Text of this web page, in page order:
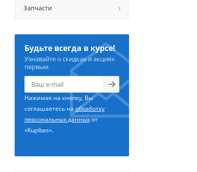
Запчасти
Будьте всегда в курсе!
Узнавайте о скидках и акциях
первым
Нажимая на кнопку, Вы
соглашаетесь наобработку
персональных данныхот
«Kupibas».